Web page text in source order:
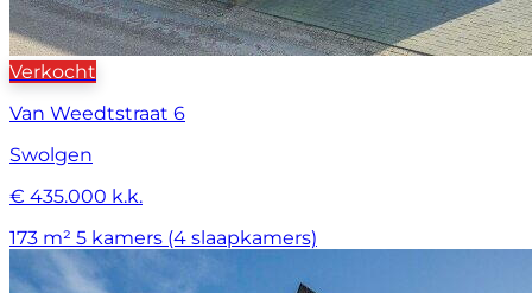
Verkocht
Van Weedtstraat 6
Swolgen
€ 435.000 k.k.
173 m² 5 kamers (4 slaapkamers)